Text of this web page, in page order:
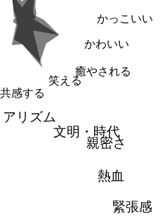
かっこいい
かわいい
癒やされる
笑える
共感する
アリズム
文明・時代
親密さ
熱血
緊張感